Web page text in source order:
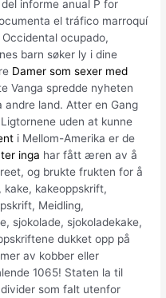
informe anual P for
el tráfico marroquí
ocupado,
barn søker ly i dine
Damer som sexer med
Vanga spredde nyheten
andre land. Atter en Gang
uden at kunne
i Mellom-Amerika er de
inga har fått æren av å
og brukte frukten for å
kakeoppskrift,
Meidling,
sjokolade, sjokoladekake,
dukket opp på
av kobber eller
1065! Staten la til
som falt utenfor